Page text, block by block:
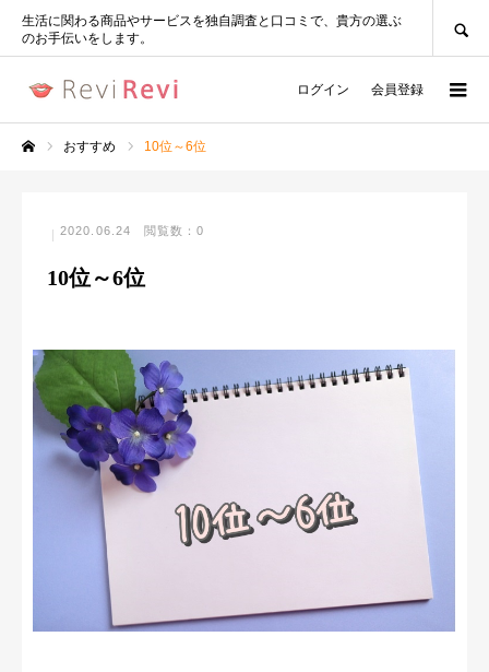
生活に関わる商品やサービスを独自調査と口コミで、貴方の選ぶ
のお手伝いをします。
ログイン 会員登録
おすすめ 10位～6位
2020.06.24 閲覧数：0
10位～6位